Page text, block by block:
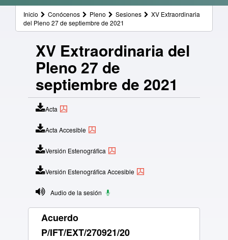
Inicio Conócenos Pleno Sesiones
XV Extraordinaria
del Pleno 27 de septiembre de 2021
XV Extraordinaria del
Pleno 27 de
septiembre de 2021
Acta
Acta Accesible
Versión Estenográfica
Versión Estenográfica Accesible
Audio de la sesión
Acuerdo
P/IFT/EXT/270921/20